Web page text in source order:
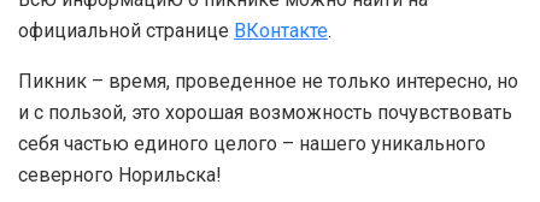
официальной странице ВКонтакте.
Пикник – время, проведенное не только интересно, но
и с пользой, это хорошая возможность почувствовать
себя частью единого целого – нашего уникального
северного Норильска!